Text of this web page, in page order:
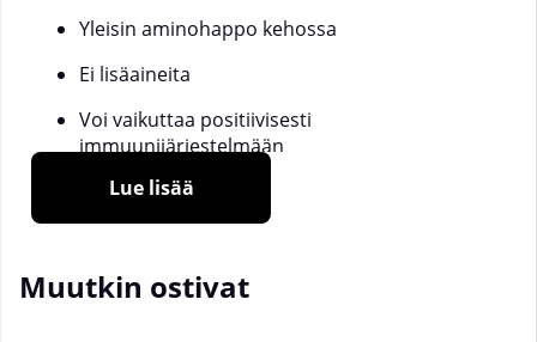
Yleisin aminohappo kehossa
Ei lisäaineita
Voi vaikuttaa positiivisesti
immuunijärjestelmään
Glutamiinin puute voi altistaa kehon kataboliselle
tilalle, ja alentuneet glutamiinitasot ovat yksi
todella kovaa ja usein, voi olla sopivaa ottaa 10-20 g
glutamiinia/päivä lisänä.
Lue lisää
Muutkin ostivat